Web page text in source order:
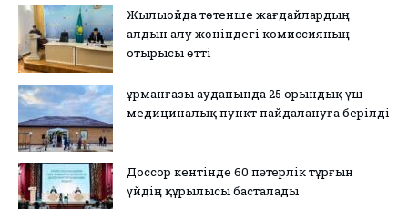
Жылыойда төтенше жағдайлардың
алдын алу жөніндегі комиссияның
отырысы өтті
Құрманғазы ауданында 25 орындық үш
медициналық пункт пайдалануға берілді
Доссор кентінде 60 пәтерлік тұрғын
үйдің құрылысы басталады